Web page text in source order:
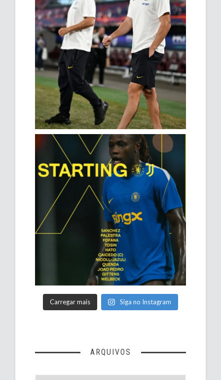
Carregar mais Siga no Instagram
ARQUIVOS